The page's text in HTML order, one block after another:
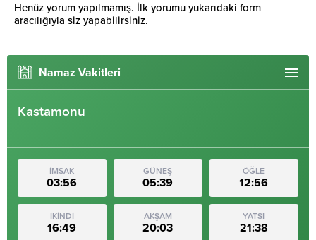
Henüz yorum yapılmamış. İlk yorumu yukarıdaki form
aracılığıyla siz yapabilirsiniz.
Namaz Vakitleri
Kastamonu
İMSAK
03:56
GÜNEŞ
05:39
ÖĞLE
12:56
İKİNDİ
16:49
AKŞAM
20:03
YATSI
21:38